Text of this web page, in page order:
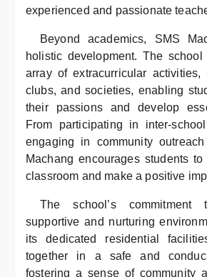
experienced and passionate
Beyond academics, SMS
holistic development. The
array of extracurricular activities,
clubs, and societies, enabling
their passions and develop
From participating in inter-
engaging in community
Machang encourages students
classroom and make a positive
The school’s
supportive and nurturing
its dedicated residential
together in a safe and
fostering a sense of community